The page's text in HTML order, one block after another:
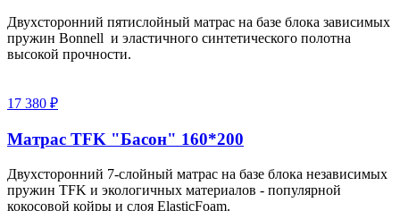
Двухсторонний пятислойный матрас на базе блока зависимых
пружин Bonnell и эластичного синтетического полотна
высокой прочности.
17 380 ₽
Матрас TFK "Басон" 160*200
Двухсторонний 7-слойный матрас на базе блока независимых
пружин TFK и экологичных материалов - популярной
кокосовой койры и слоя ElasticFoam.